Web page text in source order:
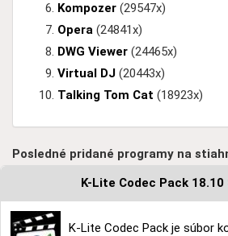
Kompozer (29547x)
Opera (24841x)
DWG Viewer (24465x)
Virtual DJ (20443x)
Talking Tom Cat (18923x)
Posledné pridané programy na
K-Lite Codec Pack
K-Lite Codec Pack je súbor